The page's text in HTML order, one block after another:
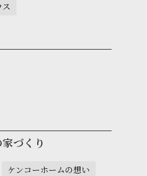
ス
づくり
ケンコーホームの想い